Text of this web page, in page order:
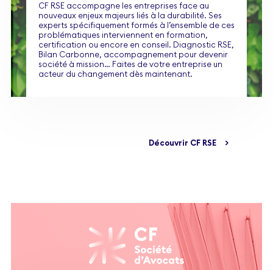
CF RSE accompagne les entreprises face au
nouveaux enjeux majeurs liés à la durabilité. Ses
experts spécifiquement formés à l’ensemble de ces
problématiques interviennent en formation,
certification ou encore en conseil. Diagnostic RSE,
Bilan Carbonne, accompagnement pour devenir
société à mission… Faites de votre entreprise un
acteur du changement dès maintenant.
Découvrir CF RSE >